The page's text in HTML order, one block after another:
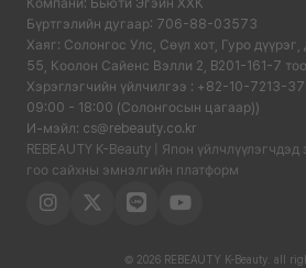
Компани: Бьюти Эгэйн ХХК
Бүртгэлийн дугаар: 706-88-03573
Хаяг: Солонгос Улс, Сөүл хот, Гуро
55, Коолон Сайенс Вэлли 2, B201-161-7
Хэрэглэгчийн үйлчилгээ : +82-10-7213-
09:00 - 18:00 (Солонгосын цагаар))
И-мэйл: cs@rebeauty.co.kr
REBEAUTY K-Beauty | Япон
гоо сайхны эмнэлгийн платформ
© 2026 REBEAUTY K-Beauty. all